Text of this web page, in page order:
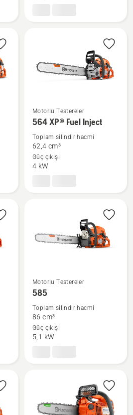
564 XP®
Fuel
Inject
hakkında
daha
Motorlu Testereler
564 XP® Fuel Inject
Toplam silindir hacmi
62,4 cm³
Güç çıkışı
4 kW
585
hakkında
daha
ayrıntı
Motorlu Testereler
585
Toplam silindir hacmi
86 cm³
Güç çıkışı
5,1 kW